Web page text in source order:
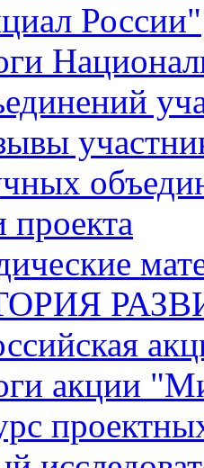
России"
проекта
акции